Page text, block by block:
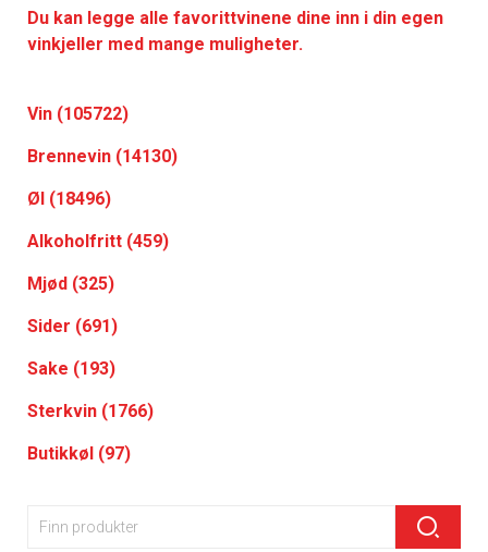
Du kan legge alle favorittvinene dine inn i din egen
vinkjeller med mange muligheter.
Vin (105722)
Brennevin (14130)
Øl (18496)
Alkoholfritt (459)
Mjød (325)
Sider (691)
Sake (193)
Sterkvin (1766)
Butikkøl (97)